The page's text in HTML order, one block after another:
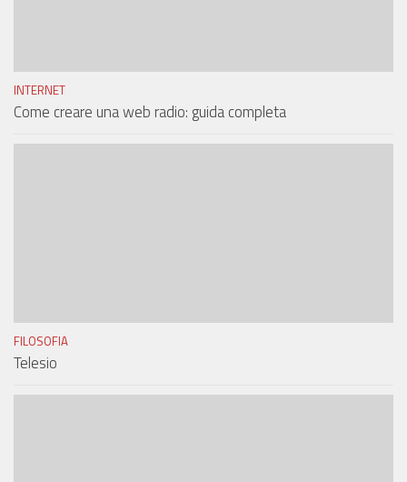
INTERNET
Come creare una web radio: guida completa
FILOSOFIA
Telesio